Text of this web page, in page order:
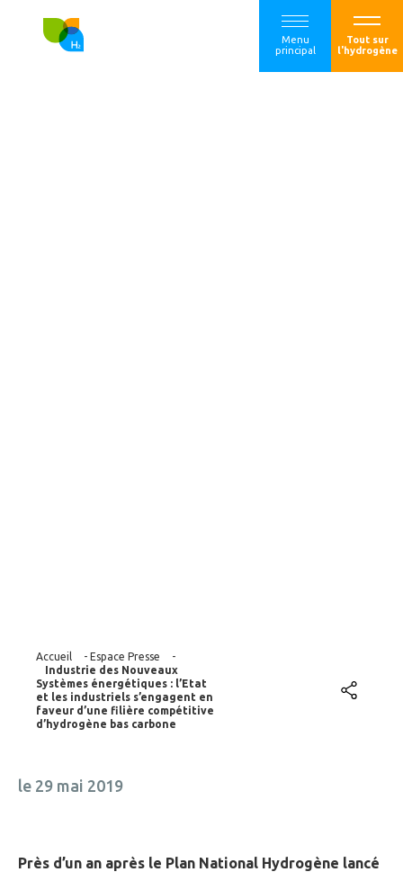
Menu
principal
Tout sur
l'hydrogène
Accueil - Espace Presse
-
Industrie des Nouveaux
Systèmes énergétiques : l’Etat
et les industriels s’engagent en
faveur d’une filière compétitive
d’hydrogène bas carbone
le 29 mai 2019
Près d’un an après le Plan National Hydrogène lancé